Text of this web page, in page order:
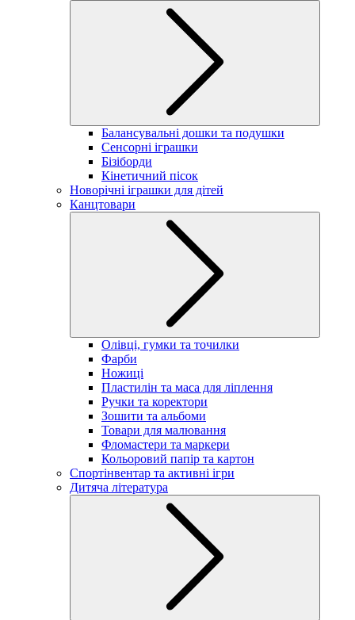
Балансувальні дошки та подушки
Сенсорні іграшки
Бізіборди
Кінетичний пісок
Новорічні іграшки для дітей
Канцтовари
Олівці, гумки та точилки
Фарби
Ножиці
Пластилін та маса для ліплення
Ручки та коректори
Зошити та альбоми
Товари для малювання
Фломастери та маркери
Кольоровий папір та картон
Спортінвентар та активні ігри
Дитяча література